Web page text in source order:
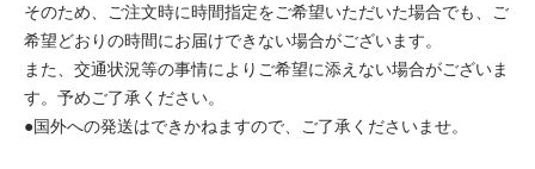
そのため、ご注文時に時間指定をご希望いただいた場合でも、ご
希望どおりの時間にお届けできない場合がございます。
また、交通状況等の事情によりご希望に添えない場合がございま
す。予めご了承ください。
●国外への発送はできかねますので、ご了承くださいませ。